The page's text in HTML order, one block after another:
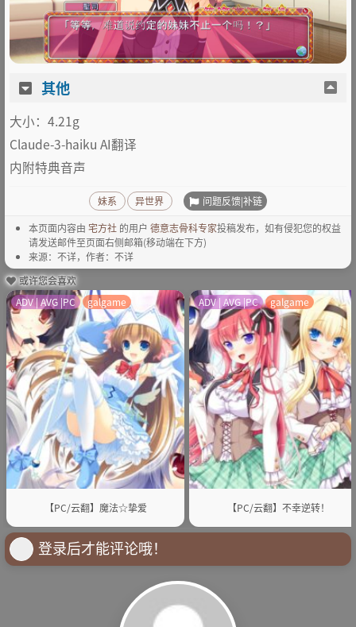
其他
大小：4.21g
Claude-3-haiku AI翻译
内附特典音声
妹系 异世界 问题反馈|补链
本页面内容由 宅方社 的用户 德意志骨科专家投稿发布，如有侵犯您的权益
请发送邮件至页面右侧邮箱(移动端在下方)
来源：不详，作者：不详
或许您会喜欢
【PC/云翻】魔法☆挚爱
ADV | AVG |PC galgame
【PC/云翻】不幸逆转！
ADV | AVG |PC galgame
登录后才能评论哦！